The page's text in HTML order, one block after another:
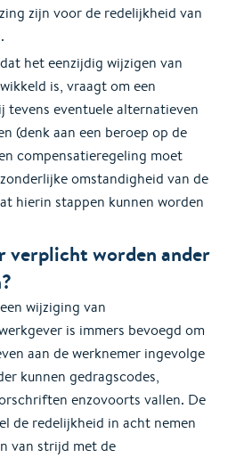
zijn voor de redelijkheid van
het eenzijdig wijzigen van
is, vraagt om een
tevens eventuele alternatieven
(denk aan een beroep op de
compensatieregeling moet
omstandigheid van de
hierin stappen kunnen worden
verplicht worden ander
wijziging van
is immers bevoegd om
aan de werknemer ingevolge
kunnen gedragscodes,
enzovoorts vallen. De
de redelijkheid in acht nemen
van strijd met de